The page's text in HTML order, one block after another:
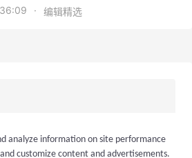
· 编辑精选
analyze information on site performance
customize content and advertisements.